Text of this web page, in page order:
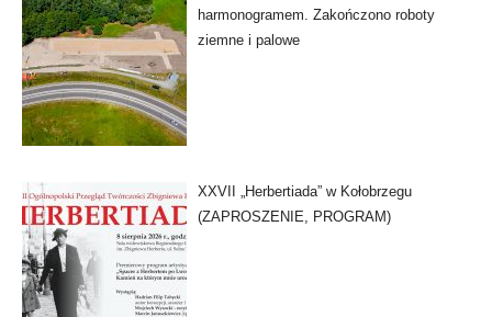
harmonogramem. Zakończono roboty
ziemne i palowe
XXVII „Herbertiada” w Kołobrzegu
(ZAPROSZENIE, PROGRAM)